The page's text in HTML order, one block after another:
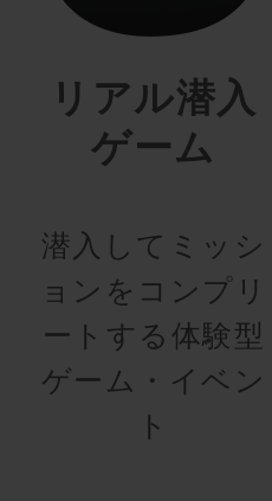
リアル潜入
ゲーム
潜入してミッシ
ョンをコンプリ
ートする体験型
ゲーム・イベン
ト